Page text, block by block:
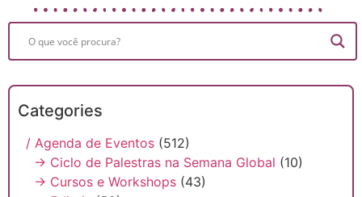
Categories
/ Agenda de Eventos (512)
→ Ciclo de Palestras na Semana Global (10)
→ Cursos e Workshops (43)